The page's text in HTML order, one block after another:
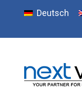
Deutsch